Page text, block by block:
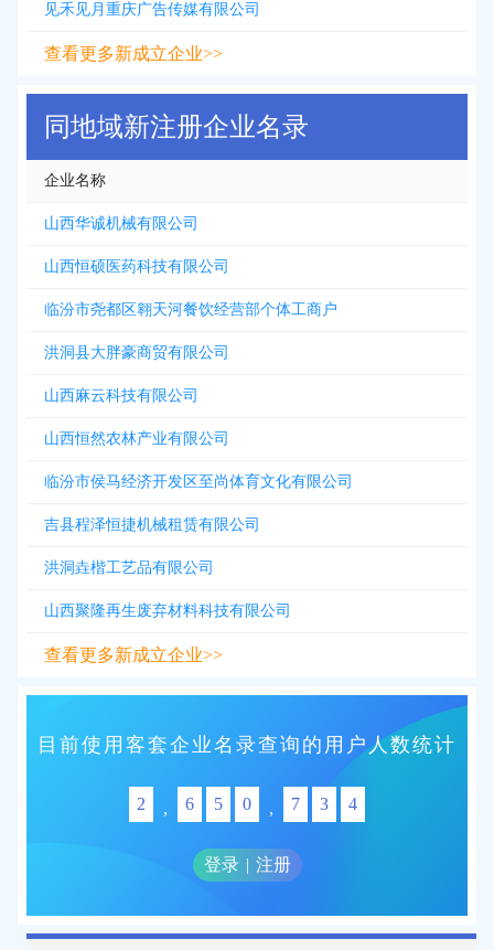
见禾见月重庆广告传媒有限公司
查看更多新成立企业>>
同地域新注册企业名录
企业名称
山西华诚机械有限公司
山西恒硕医药科技有限公司
临汾市尧都区翱天河餐饮经营部个体工商户
洪洞县大胖豪商贸有限公司
山西麻云科技有限公司
山西恒然农林产业有限公司
临汾市侯马经济开发区至尚体育文化有限公司
吉县程泽恒捷机械租赁有限公司
洪洞垚楷工艺品有限公司
山西聚隆再生废弃材料科技有限公司
查看更多新成立企业>>
目前使用客套企业名录查询的用户人数统计
2 , 6 5 0 , 7 3 4
登录 | 注册